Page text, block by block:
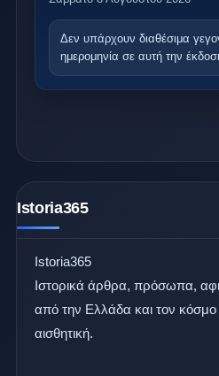
Δεν υπάρχουν διαθέσιμα
ημερομηνία σε αυτή την
Istoria365
Istoria365
Ιστορικά άρθρα, πρόσωπα,
από την Ελλάδα και τον
αισθητική.